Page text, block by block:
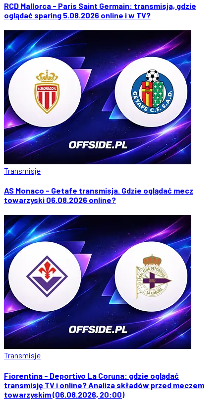
RCD Mallorca - Paris Saint Germain: transmisja, gdzie
oglądać sparing 5.08.2026 online i w TV?
Transmisje
AS Monaco - Getafe transmisja. Gdzie oglądać mecz
towarzyski 06.08.2026 online?
Transmisje
Fiorentina - Deportivo La Coruna: gdzie oglądać
transmisję TV i online? Analiza składów przed meczem
towarzyskim (06.08.2026, 20:00)